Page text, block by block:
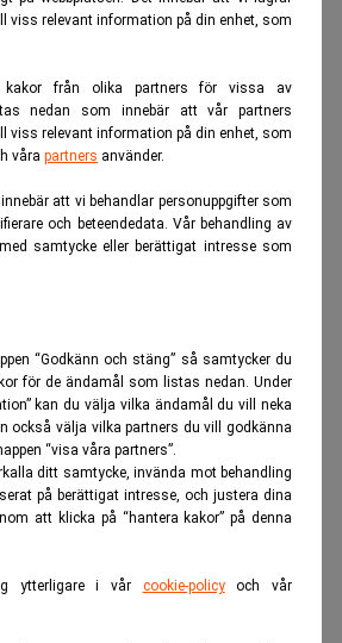
viss relevant information på din enhet, som
kakor från olika partners för vissa av
nedan som innebär att vår partners
viss relevant information på din enhet, som
våra partners använder.
att vi behandlar personuppgifter som
och beteendedata. Vår behandling av
samtycke eller berättigat intresse som
“Godkänn och stäng” så samtycker du
för de ändamål som listas nedan. Under
kan du välja vilka ändamål du vill neka
också välja vilka partners du vill godkänna
“visa våra partners”.
ditt samtycke, invända mot behandling
på berättigat intresse, och justera dina
att klicka på “hantera kakor” på denna
ytterligare i vår cookie-policyoch vår
ärenden för fyra olika bolag, bl.a.
trots att det inte ingått i
hanterat arbetsrelaterad
via sin privata e-postadress.
i haft privata kopplingar till två av
en kund. Därutöver har
regler om dokumentation
flertal otillåtna slagningar i
rådgivares licens under
kreditärenden inte skannat in
kommenterat och bedömt
som visat avvikelser mot
snabba värdestegringar.
i strid med företagets regler använt
för verkliga driftskostnader.
felaktigt intygat att denne inte varit